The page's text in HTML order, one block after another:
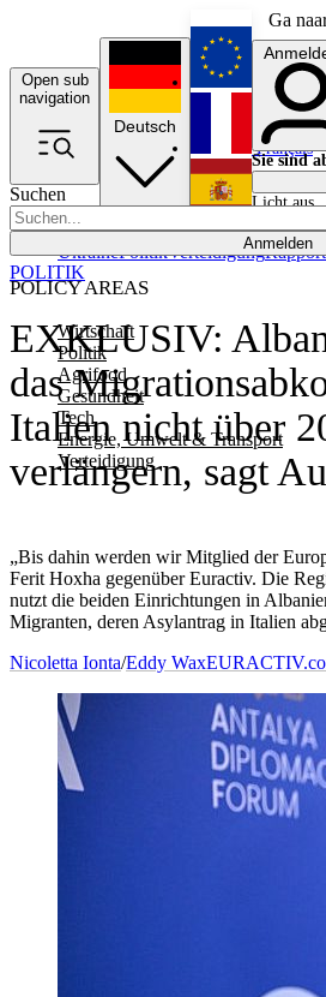
Ga
Open sub
navigation
Suchen
Anmelden
POLICY AREAS
Wirtschaft
Politik
Agrifood
Gesundheit
Tech
Energie, Umwelt & Transport
Verteidigung
UkrainePolitikVerteidigung
Deutsch
English
Français
Sie sind
Licht aus
EXKLUSIV:
das
Italien nicht über
verlängern, sagt
„Bis dahin werden wir Mitglied der
Ferit Hoxha gegenüber Euractiv. Die
nutzt die beiden Einrichtungen in
Migranten, deren Asylantrag in Italien
POLITIK
Nicoletta Ionta/Eddy Wax